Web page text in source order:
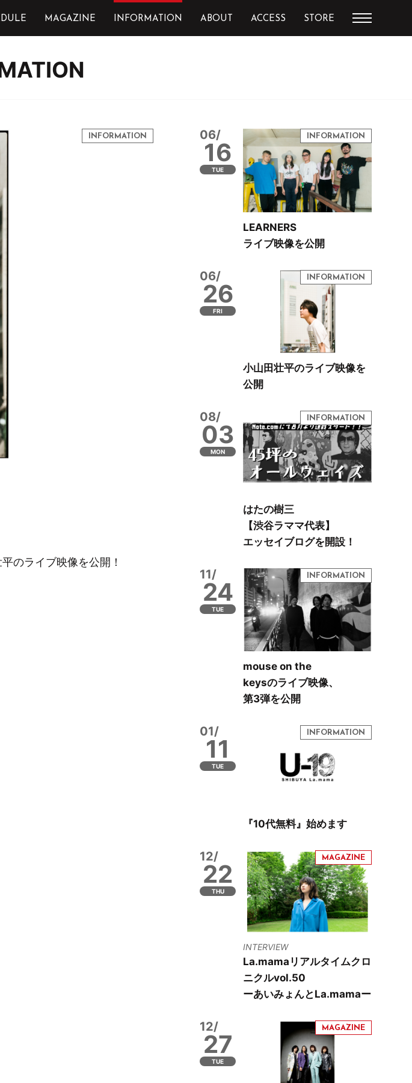
MAGAZINE INFORMATION ABOUT ACCESS STORE
のライブ映像を公開！
06/
16
TUE
LEARNERS
ライブ映像を公開
06/
26
FRI
小山田壮平のライブ映像を
公開
08/
03
MON
はたの樹三
【渋谷ラママ代表】
エッセイブログを開設！
11/
24
TUE
mouse on the
keysのライブ映像、
第3弾を公開
01/
11
TUE
『10代無料』始めます
12/
22
THU
INTERVIEW
La.mamaリアルタイムクロ
ニクルvol.50
ーあいみょんとLa.mamaー
12/
27
TUE